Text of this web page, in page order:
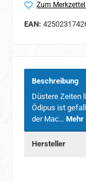
Zum
EAN:
Beschreibung
Düstere Zeiten
Ödipus ist
der Mac… Mehr
Hersteller